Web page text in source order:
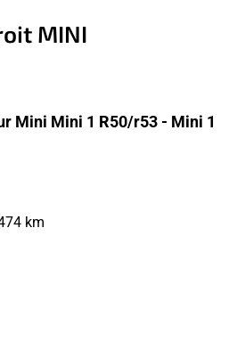
MINI
Mini Mini 1 R50/r53 - Mini 1
km